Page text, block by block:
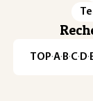
TOP·A·B·C· D·